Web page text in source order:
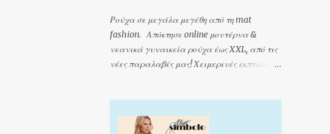
Ρούχα σε μεγάλα μεγέθη από τη mat
fashion. Απόκτησε online μοντέρνα &
νεανικά γυναικεία ρούχα έως XXL, από τις
νέες παραλαβές μας! Χειμερινές εκπτώσεις